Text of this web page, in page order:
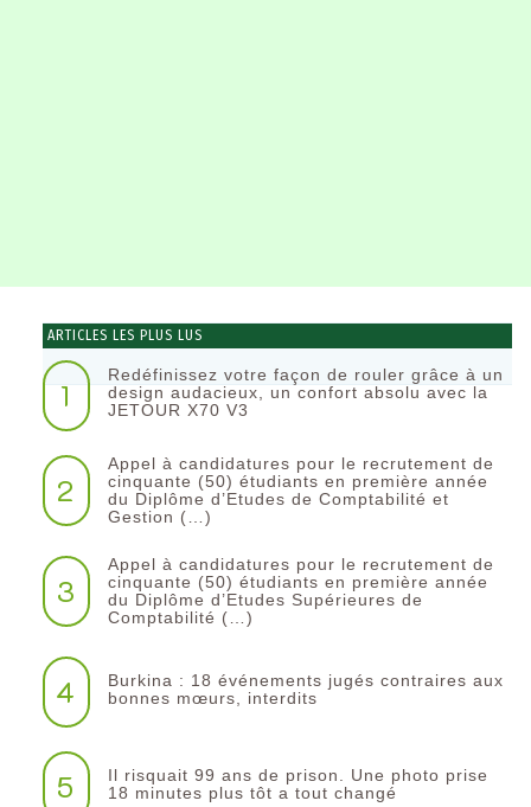
ARTICLES LES PLUS LUS
1
Redéfinissez votre façon de rouler grâce à un
design audacieux, un confort absolu avec la
JETOUR X70 V3
2
Appel à candidatures pour le recrutement de
cinquante (50) étudiants en première année
du Diplôme d’Etudes de Comptabilité et
Gestion (…)
3
Appel à candidatures pour le recrutement de
cinquante (50) étudiants en première année
du Diplôme d’Etudes Supérieures de
Comptabilité (…)
4
Burkina : 18 événements jugés contraires aux
bonnes mœurs, interdits
5
Il risquait 99 ans de prison. Une photo prise
18 minutes plus tôt a tout changé